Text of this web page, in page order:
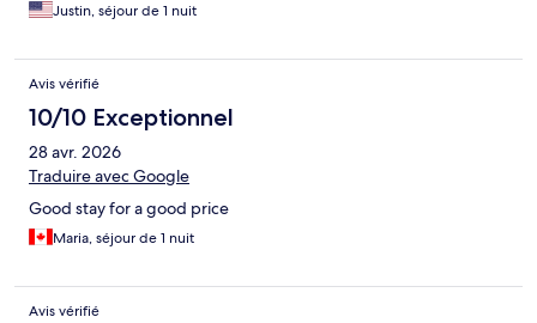
Justin, séjour de 1 nuit
Avis vérifié
10/10 Exceptionnel
28 avr. 2026
Traduire avec Google
Good stay for a good price
Maria, séjour de 1 nuit
Avis vérifié